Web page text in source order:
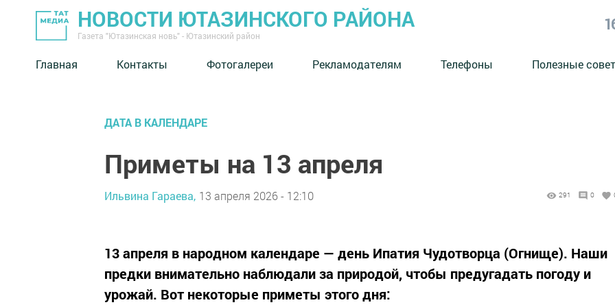
НОВОСТИ ЮТАЗИНСКОГО РАЙОНА
Газета "Ютазинская новь" - Ютазинский район
Главная Контакты Фотогалереи Рекламодателям Телефоны Полезные
ДАТА В КАЛЕНДАРЕ
Приметы на 13 апреля
Ильвина Гараева, 13 апреля 2026 - 12:10 291 0
13 апреля в народном календаре — день Ипатия Чудотворца (Огнище). Наши
предки внимательно наблюдали за природой, чтобы предугадать погоду и
урожай. Вот некоторые приметы этого дня: